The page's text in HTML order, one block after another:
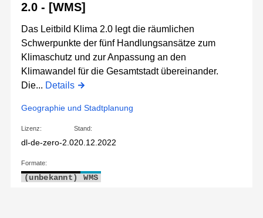
2.0 - [WMS]
Das Leitbild Klima 2.0 legt die räumlichen
Schwerpunkte der fünf Handlungsansätze zum
Klimaschutz und zur Anpassung an den
Klimawandel für die Gesamtstadt übereinander.
Die... Details
Geographie und Stadtplanung
Lizenz:
dl-de-zero-2.0
Stand:
20.12.2022
Formate:
(unbekannt) WMS